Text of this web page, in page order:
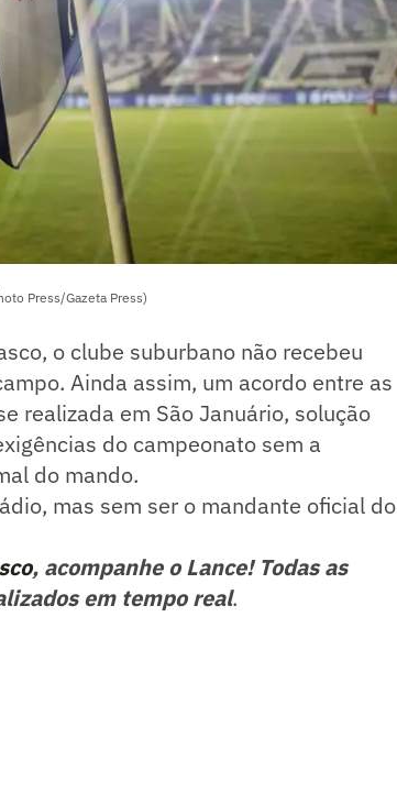
Press/Gazeta Press)
o clube suburbano não recebeu
Ainda assim, um acordo entre as
realizada em São Januário, solução
do campeonato sem a
do mando.
mas sem ser o mandante oficial do
, acompanhe o Lance! Todas as
em tempo real.